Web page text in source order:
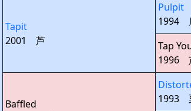
Tapit
2001 芦
Pulpit
1994
Tap
1996
Baffled
1993